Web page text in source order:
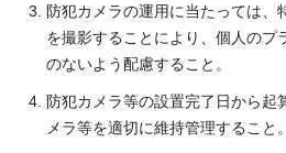
防犯カメラの運用に当たっては、
を撮影することにより、個人のプ
のないよう配慮すること。
防犯カメラ等の設置完了日から起
メラ等を適切に維持管理すること。